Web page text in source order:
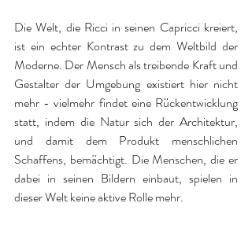
Die Welt, die Ricci in seinen Capricci kreiert,
ist ein echter Kontrast zu dem Weltbild der
Moderne. Der Mensch als treibende Kraft und
Gestalter der Umgebung existiert hier nicht
mehr - vielmehr findet eine Rückentwicklung
statt, indem die Natur sich der Architektur,
und damit dem Produkt menschlichen
Schaffens, bemächtigt. Die Menschen, die er
dabei in seinen Bildern einbaut, spielen in
dieser Welt keine aktive Rolle mehr.